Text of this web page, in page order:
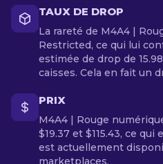
TAUX DE DROP
La rareté de M4A4 |
Restricted, ce qui lui
estimée de drop de
caisses. Cela en fait un
PRIX
M4A4 | Rouge
$19.37 et $115.43, ce
est actuellement
marketplaces.